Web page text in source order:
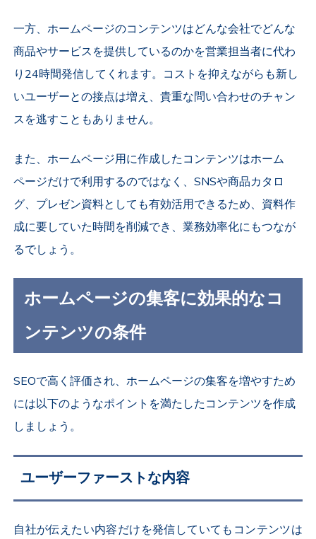
一方、ホームページのコンテンツはどんな会社でどんな
商品やサービスを提供しているのかを営業担当者に代わ
り24時間発信してくれます。コストを抑えながらも新し
いユーザーとの接点は増え、貴重な問い合わせのチャン
スを逃すこともありません。
また、ホームページ用に作成したコンテンツはホーム
ページだけで利用するのではなく、SNSや商品カタロ
グ、プレゼン資料としても有効活用できるため、資料作
成に要していた時間を削減でき、業務効率化にもつなが
るでしょう。
ホームページの集客に効果的なコ
ンテンツの条件
SEOで高く評価され、ホームページの集客を増やすため
には以下のようなポイントを満たしたコンテンツを作成
しましょう。
ユーザーファーストな内容
自社が伝えたい内容だけを発信していてもコンテンツは